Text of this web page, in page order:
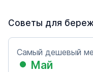
Советы для
Самый дешевый
Май